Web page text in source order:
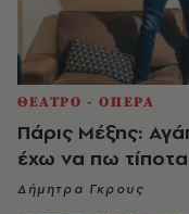
ΘΕΑΤΡΟ - ΟΠΕΡΑ
Πάρις Μέξης:
έχω να πω
Δήμητρα Γκρους